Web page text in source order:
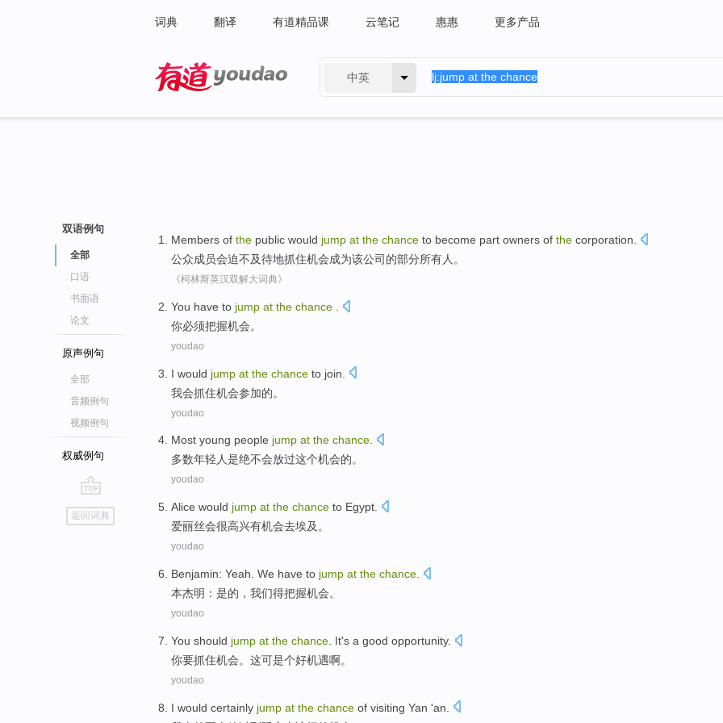
词典 翻译 有道精品课 云笔记 惠惠 更多产品
中英
双语例句
全部
口语
书面语
论文
原声例句
全部
音频例句
视频例句
权威例句
go
top
返回词典
Members of the public would jump at the chance to become part owners of the corporation
公众成员会迫不及待地抓住机会成为该公司 的部分所有人 。
《柯林斯英汉双解大词典》
You have to jump at the chance
你必须把握机会。
youdao
I would jump at the chance to join
我会抓住机会参加的。
youdao
Most young people jump at the chance.
多数年轻人是绝不会放过这个机会的。
youdao
Alice would jump at the chance to Egypt
爱丽丝会很高兴有机会去埃及。
youdao
Benjamin: Yeah We have to jump at the chance
本杰明 ： 是的 ， 我们得把握机会。
youdao
You should jump at the chance It's a good opportunity.
你要抓住机会。 这可是个好机遇啊。
youdao
I would certainly jump at the chance of visiting Yan 'an